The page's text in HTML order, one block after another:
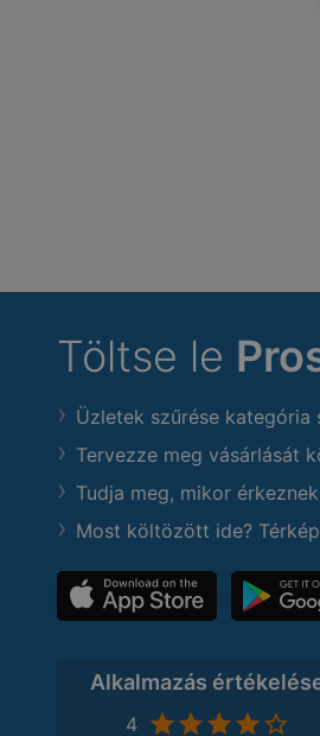
Töltse le
Üzletek szűrése
Tervezze meg vásárlását
Tudja meg, mikor
Most költözött ide?
Alkalmazás
4